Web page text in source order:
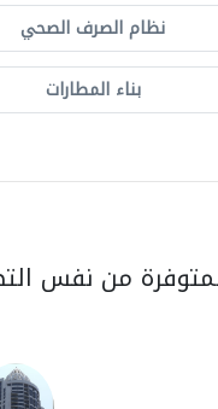
نظام الصرف الصحي
بناء المطارات
من نفس